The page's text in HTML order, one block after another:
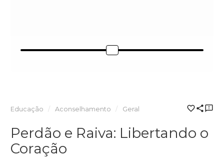
Educação Aconselhamento Geral
Perdão e Raiva: Libertando o
Coração